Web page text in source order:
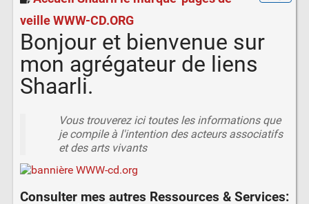
veille WWW-CD.ORG
Bonjour et bienvenue sur
mon agrégateur de liens
Shaarli.
Vous trouverez ici toutes les informations que
je compile à l'intention des acteurs associatifs
et des arts vivants
Consulter mes autres Ressources & Services: